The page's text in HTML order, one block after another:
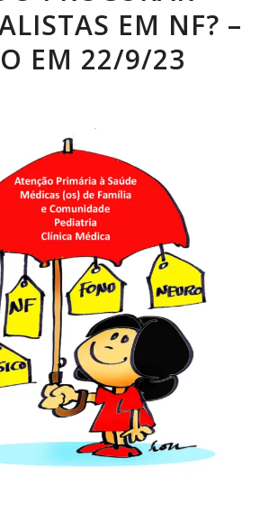
EM NF? –
EM 22/9/23